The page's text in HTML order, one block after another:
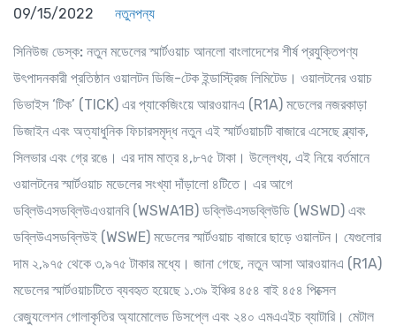
09/15/2022 নতুনপন্য
সিনিউজ ডেস্ক: নতুন মডেলের স্মার্টওয়াচ আনলো বাংলাদেশের শীর্ষ প্রযুক্তিপণ্য
উৎপাদনকারী প্রতিষ্ঠান ওয়ালটন ডিজি-টেক ইন্ডাস্ট্রিজ লিমিটেড। ওয়ালটনের ওয়াচ
ডিভাইস ‘টিক’ (TICK) এর প্যাকেজিংয়ে আরওয়ানএ (R1A) মডেলের নজরকাড়া
ডিজাইন এবং অত্যাধুনিক ফিচারসমৃদ্ধ নতুন এই স্মার্টওয়াচটি বাজারে এসেছে ব্ল্যাক,
সিলভার এবং গ্রে রঙে। এর দাম মাত্র ৪,৮৭৫ টাকা। উল্লেখ্য, এই নিয়ে বর্তমানে
ওয়ালটনের স্মার্টওয়াচ মডেলের সংখ্যা দাঁড়ালো ৪টিতে। এর আগে
ডব্লিউএসডব্লিউএওয়ানবি (WSWA1B) ডব্লিউএসডব্লিউডি (WSWD) এবং
ডব্লিউএসডব্লিউই (WSWE) মডেলের স্মার্টওয়াচ বাজারে ছাড়ে ওয়ালটন। যেগুলোর
দাম ২,৯৭৫ থেকে ৩,৯৭৫ টাকার মধ্যে। জানা গেছে, নতুন আসা আরওয়ানএ (R1A)
মডেলের স্মার্টওয়াচটিতে ব্যবহৃত হয়েছে ১.৩৯ ইঞ্চির ৪৫৪ বাই ৪৫৪ পিক্সেল
রেজ্যুলেশন গোলাকৃতির অ্যামোলেড ডিসপ্লে এবং ২৪০ এমএএইচ ব্যাটারি। মেটাল